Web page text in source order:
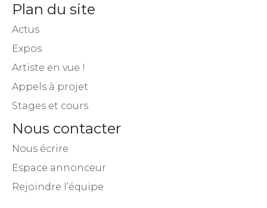
Plan du site
Actus
Expos
Artiste en vue !
Appels à projet
Stages et cours
Nous contacter
Nous écrire
Espace annonceur
Rejoindre l’équipe